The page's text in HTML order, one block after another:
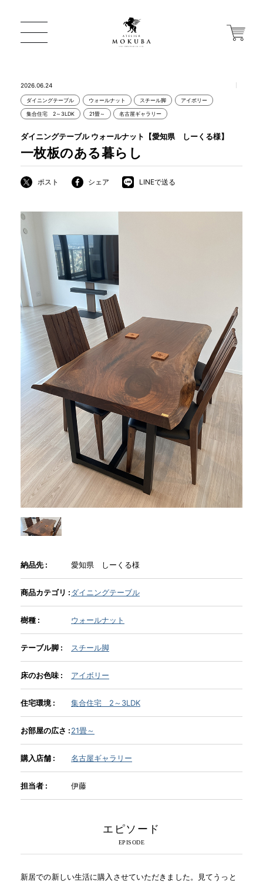
ONLINE STORE
店舗から探す
MOKUBA について
商品情報
直営店
イベント
WEBカタログ
全商品一覧
新入荷情報
納品事例
INFORMATION
MOKUBA CHANNEL
よくあるご質問
お問い合わせ
2026.06.24
ダイニングテーブル ウォールナット スチール脚 アイボリー
集合住宅 2～3LDK 21畳～ 名古屋ギャラリー
一枚板のある暮らし
ダイニングテーブル ウォールナット【愛知県 しーくる様】
ポスト シェア LINEで送る
納品先 : 愛知県 しーくる様
商品カテゴリ :ダイニングテーブル
樹種 : ウォールナット
テーブル脚 : スチール脚
床のお色味 : アイボリー
住宅環境 : 集合住宅 2～3LDK
お部屋の広さ :21畳～
購入店舗 : 名古屋ギャラリー
担当者 : 伊藤
エピソード
新居での新しい生活に購入させていただきました。見てうっと